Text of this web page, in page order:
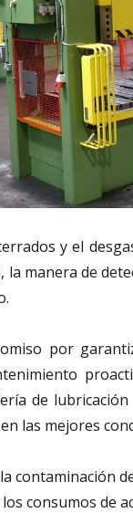
y el
la manera de
por
de
las mejores
contaminación
consumos de